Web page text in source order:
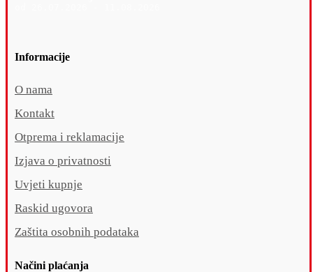
Informacije
O nama
Kontakt
Otprema i reklamacije
Izjava o privatnosti
Uvjeti kupnje
Raskid ugovora
Zaštita osobnih podataka
Načini plaćanja